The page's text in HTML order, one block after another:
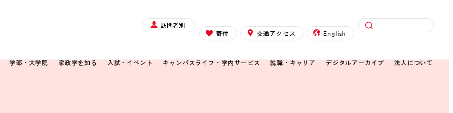
訪問者別
寄付
交通アクセス English 検索
学部・大学院 家政学を知る 入試・イベント キャンパスライフ・学内サービス 就職・キャリア デジタルアーカイブ 法人について